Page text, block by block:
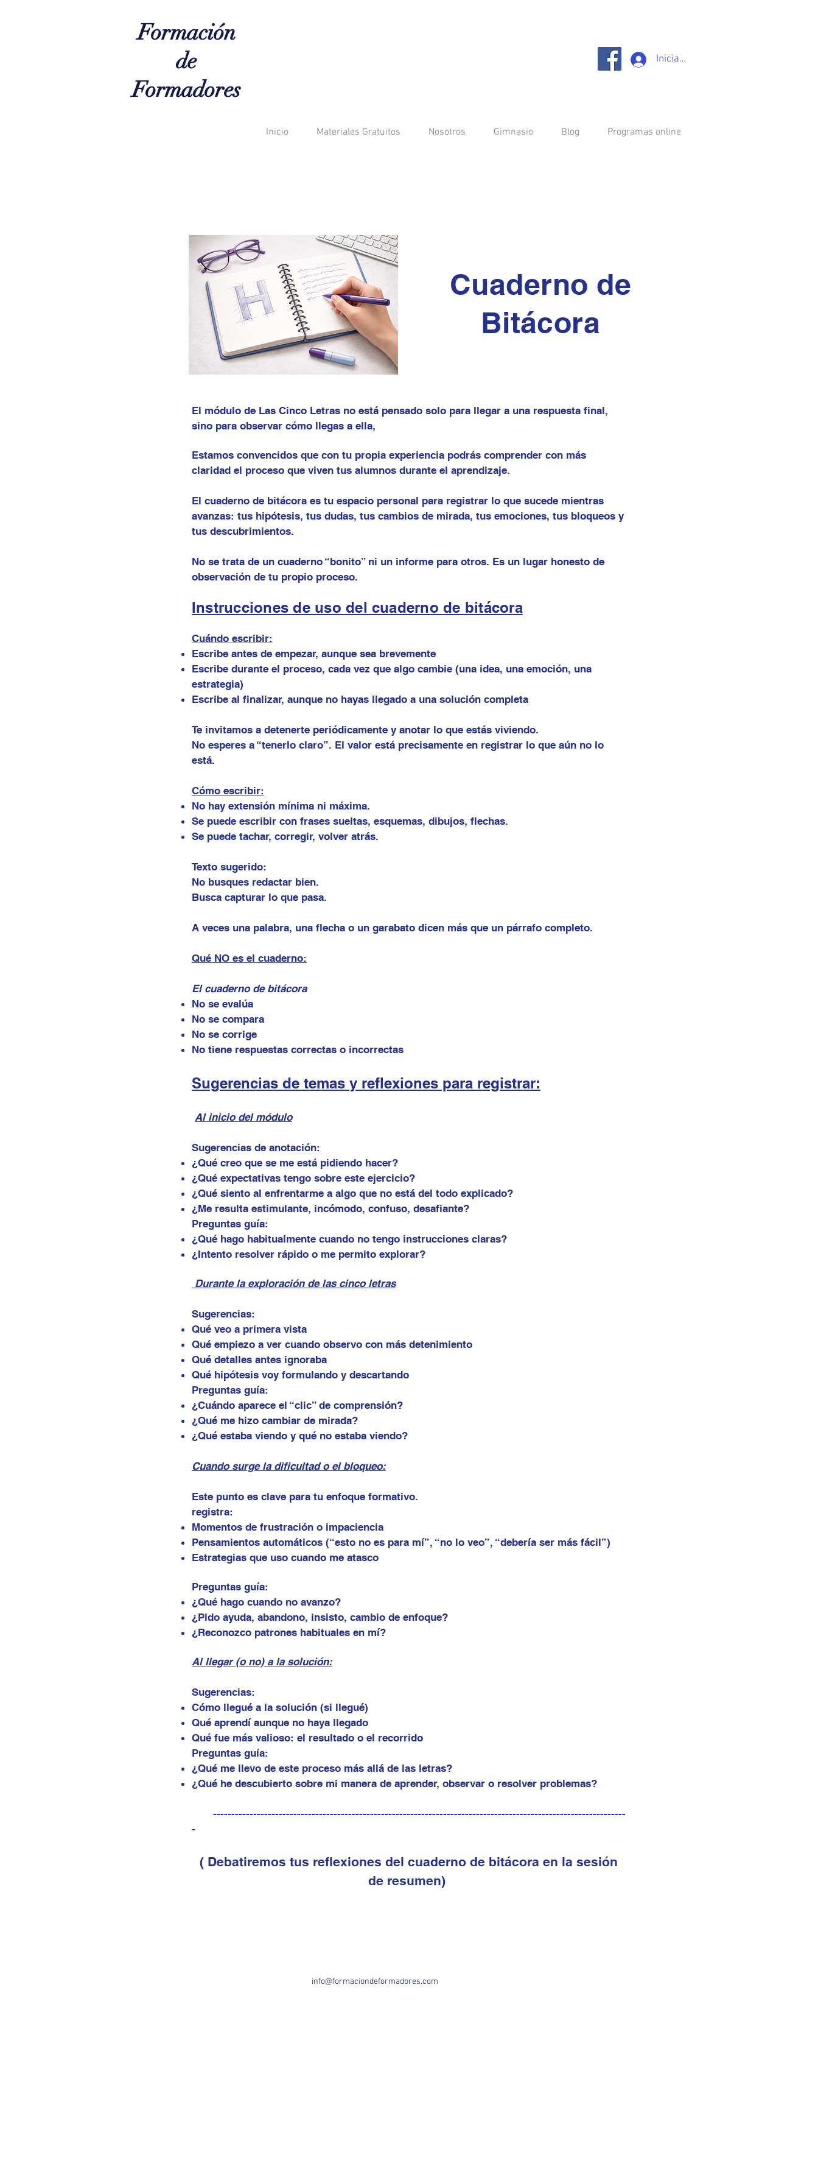
Formación
de
Formadores
Iniciar sesión
Inicio Materiales Gratuitos Nosotros Gimnasio Blog Programas online
Cuaderno de
Bitácora
El módulo de Las Cinco Letras no está pensado solo para llegar a una respuesta final,
sino para observar cómo llegas a ella,
Estamos convencidos que con tu propia experiencia podrás comprender con más
claridad el proceso que viven tus alumnos durante el aprendizaje.
El cuaderno de bitácora es tu espacio personal para registrar lo que sucede mientras
avanzas: tus hipótesis, tus dudas, tus cambios de mirada, tus emociones, tus bloqueos y
tus descubrimientos.
No se trata de un cuaderno “bonito” ni un informe para otros. Es un lugar honesto de
observación de tu propio proceso.
Instrucciones de uso del cuaderno de bitácora
Cuándo escribir:
Escribe antes de empezar, aunque sea brevemente
Escribe durante el proceso, cada vez que algo cambie (una idea, una emoción, una
estrategia)
Escribe al finalizar, aunque no hayas llegado a una solución completa
Te invitamos a detenerte periódicamente y anotar lo que estás viviendo.
No esperes a “tenerlo claro”. El valor está precisamente en registrar lo que aún no lo
está.
Cómo escribir:
No hay extensión mínima ni máxima.
Se puede escribir con frases sueltas, esquemas, dibujos, flechas.
Se puede tachar, corregir, volver atrás.
Texto sugerido:
No busques redactar bien.
Busca capturar lo que pasa.
A veces una palabra, una flecha o un garabato dicen más que un párrafo completo.
Qué NO es el cuaderno:
El cuaderno de bitácora
No se evalúa
No se compara
No se corrige
No tiene respuestas correctas o incorrectas
Sugerencias de temas y reflexiones para registrar:
Al inicio del módulo
Sugerencias de anotación:
¿Qué creo que se me está pidiendo hacer?
¿Qué expectativas tengo sobre este ejercicio?
¿Qué siento al enfrentarme a algo que no está del todo explicado?
¿Me resulta estimulante, incómodo, confuso, desafiante?
Preguntas guía:
¿Qué hago habitualmente cuando no tengo instrucciones claras?
¿Intento resolver rápido o me permito explorar?
Durante la exploración de las cinco letras
Sugerencias:
Qué veo a primera vista
Qué empiezo a ver cuando observo con más detenimiento
Qué detalles antes ignoraba
Qué hipótesis voy formulando y descartando
Preguntas guía:
¿Cuándo aparece el “clic” de comprensión?
¿Qué me hizo cambiar de mirada?
¿Qué estaba viendo y qué no estaba viendo?
Cuando surge la dificultad o el bloqueo:
Este punto es clave para tu enfoque formativo.
registra:
Momentos de frustración o impaciencia
Pensamientos automáticos (“esto no es para mí”, “no lo veo”, “debería ser más fácil”)
Estrategias que uso cuando me atasco
Preguntas guía:
¿Qué hago cuando no avanzo?
¿Pido ayuda, abandono, insisto, cambio de enfoque?
¿Reconozco patrones habituales en mí?
Al llegar (o no) a la solución:
Sugerencias:
Cómo llegué a la solución (si llegué)
Qué aprendí aunque no haya llegado
Qué fue más valioso: el resultado o el recorrido
Preguntas guía:
¿Qué me llevo de este proceso más allá de las letras?
¿Qué he descubierto sobre mi manera de aprender, observar o resolver problemas?
-----------------------------------------------------------------------------------------------------------------
-​
( Debatiremos tus reflexiones del cuaderno de bitácora en la sesión
de resumen)
info@formaciondeformadores.com